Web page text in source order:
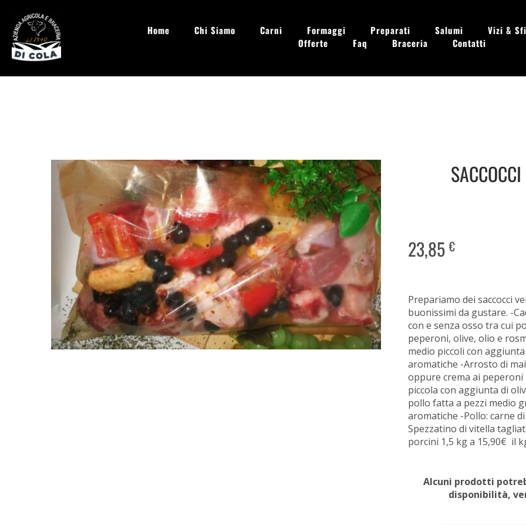
Home Chi Siamo Carni Formaggi Preparati Salumi
Vizi &
Offerte
Faq Braceria Contatti
23,85€
Prepariamo dei saccocci
buonissimi da gustare. -
con e senza osso tra cui
peperoni, olive, olio e
medio piccoli con
aromatiche -Arrosto di
oppure crema ai
piccola con aggiunta di
pollo fatta a pezzi medio
aromatiche -Pollo: carne
Spezzatino di vitella
porcini 1,5 kg a 15,90€ il
Alcuni prodotti
disponibilità,